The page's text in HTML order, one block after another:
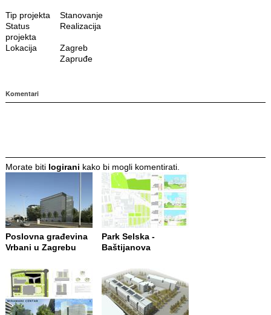
Tip projekta
Stanovanje
Status
projekta
Realizacija
Lokacija
Zagreb
Zapruđe
Komentari
Morate biti logirani kako bi mogli komentirati.
Poslovna građevina
Vrbani u Zagrebu
Park Selska -
Baštijanova